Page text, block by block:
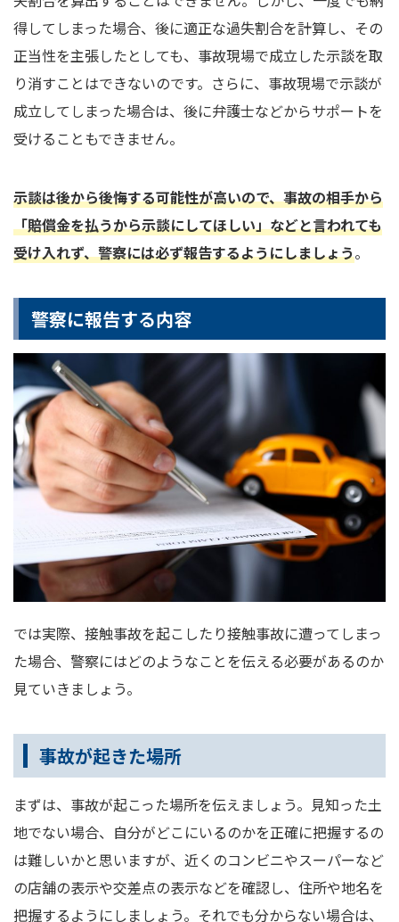
得してしまった場合、後に適正な過失割合を計算し、その
正当性を主張したとしても、事故現場で成立した示談を取
り消すことはできないのです。さらに、事故現場で示談が
成立してしまった場合は、後に弁護士などからサポートを
受けることもできません。
示談は後から後悔する可能性が高いので、事故の相手から
「賠償金を払うから示談にしてほしい」などと言われても
受け入れず、警察には必ず報告するようにしましょう。
警察に報告する内容
では実際、接触事故を起こしたり接触事故に遭ってしまっ
た場合、警察にはどのようなことを伝える必要があるのか
見ていきましょう。
事故が起きた場所
まずは、事故が起こった場所を伝えましょう。見知った土
地でない場合、自分がどこにいるのかを正確に把握するの
は難しいかと思いますが、近くのコンビニやスーパーなど
の店舗の表示や交差点の表示などを確認し、住所や地名を
把握するようにしましょう。それでも分からない場合は、